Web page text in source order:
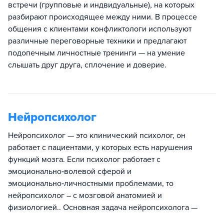
встречи (групповые и индвидуальные), на которых
разбирают происходящее между ними. В процессе
общения с клиентами конфликтологи используют
различные переговорные техники и предлагают
подопечным личностные тренинги — на умение
слышать друг друга, сплочение и доверие.
Нейропсихолог
Нейропсихолог — это клинический психолог, он
работает с пациентами, у которых есть нарушения
функций мозга. Если психолог работает с
эмоционально‑волевой сферой и
эмоционально‑личностными проблемами, то
нейропсихолог – с мозговой анатомией и
физиологией.. Основная задача нейропсихолога —